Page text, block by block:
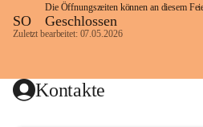
Die Öffnungszeiten können an diesem
SO Geschlossen
Zuletzt bearbeitet: 07.05.2026
Kontakte